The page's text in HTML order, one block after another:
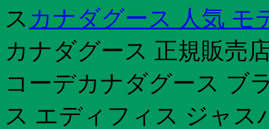
ス カナダグース 人気 モ
カナダグース 正規販売
コーデカナダグース ブ
ス エディフィス ジャ